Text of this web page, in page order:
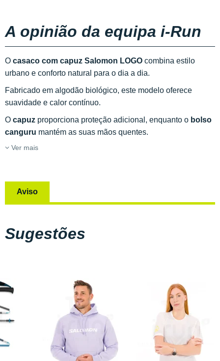
A opinião da equipa i-Run
O casaco com capuz Salomon LOGO combina estilo
urbano e conforto natural para o dia a dia.
Fabricado em algodão biológico, este modelo oferece
suavidade e calor contínuo.
O capuz proporciona proteção adicional, enquanto o bolso
canguru mantém as suas mãos quentes.
Ver mais
Aviso
Sugestões